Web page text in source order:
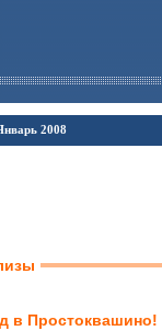
2008
в Простоквашино!